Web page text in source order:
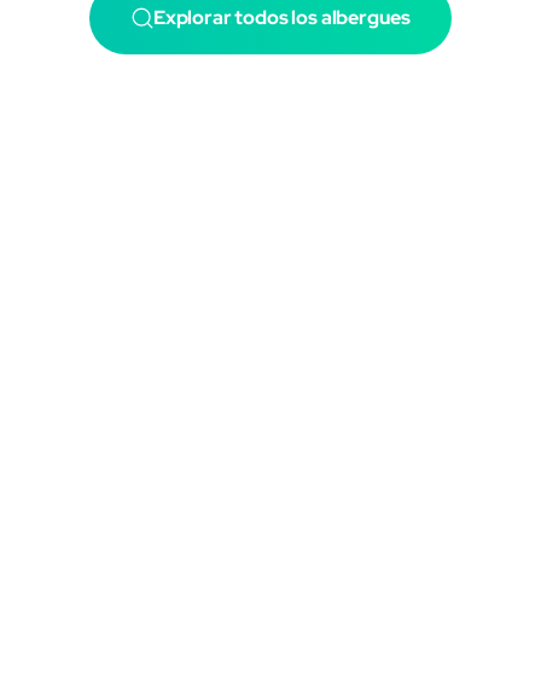
Explorar todos los albergues